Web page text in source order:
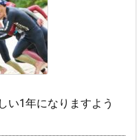
い1年になりますよう